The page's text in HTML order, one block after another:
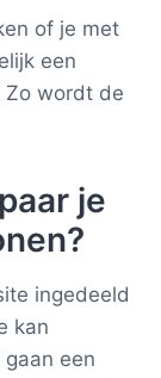
of je met
een
Zo wordt de
je
ingedeeld
kan
een